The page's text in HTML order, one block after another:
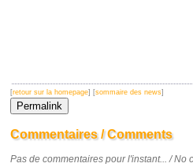
[retour sur la homepage] [sommaire des news]
Commentaires / Comments
Pas de commentaires pour l'instant... / No